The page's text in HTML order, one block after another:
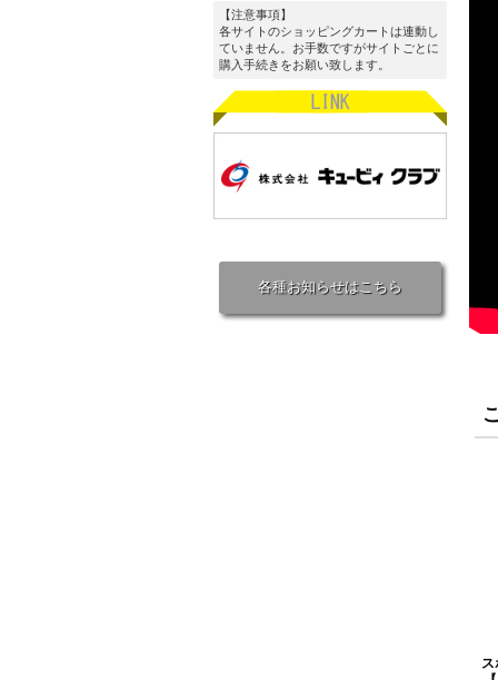
【注意事項】
各サイトのショッピングカートは連動し
ていません。お手数ですがサイトごとに
購入手続きをお願い致します。
各種お知らせはこちら